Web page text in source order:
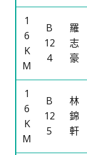
1
6
K
M
B
12
4
羅
志
豪
1
6
K
M
B
12
5
林
錦
軒